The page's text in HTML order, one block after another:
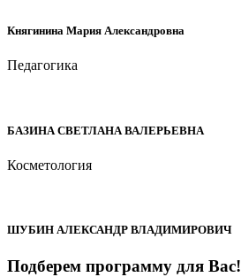
Княгинина Мария Александровна
Педагогика
БАЗИНА СВЕТЛАНА ВАЛЕРЬЕВНА
Косметология
ШУБИН АЛЕКСАНДР ВЛАДИМИРОВИЧ
Подберем программу для Вас!